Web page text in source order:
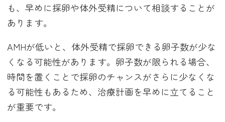
も、早めに採卵や体外受精について相談することが
あります。
AMHが低いと、体外受精で採卵できる卵子数が少な
くなる可能性があります。卵子数が限られる場合、
時間を置くことで採卵のチャンスがさらに少なくな
る可能性もあるため、治療計画を早めに立てること
が重要です。